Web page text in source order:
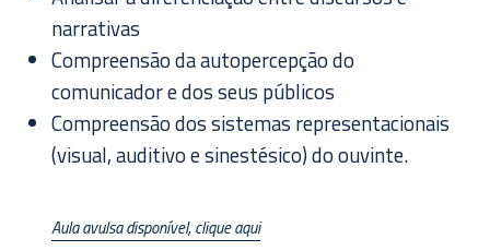
narrativas
Compreensão da autopercepção do
comunicador e dos seus públicos
Compreensão dos sistemas representacionais
(visual, auditivo e sinestésico) do ouvinte.
Aula avulsa disponível, clique aqui